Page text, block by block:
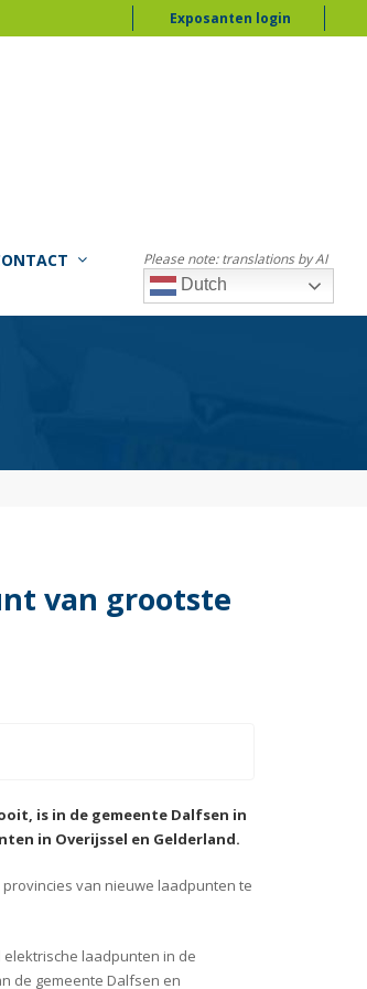
Exposanten login
Dutch
Please note: translations by AI
van grootste
is in de gemeente Dalfsen in
in Overijssel en Gelderland.
van nieuwe laadpunten te
laadpunten in de
de gemeente Dalfsen en